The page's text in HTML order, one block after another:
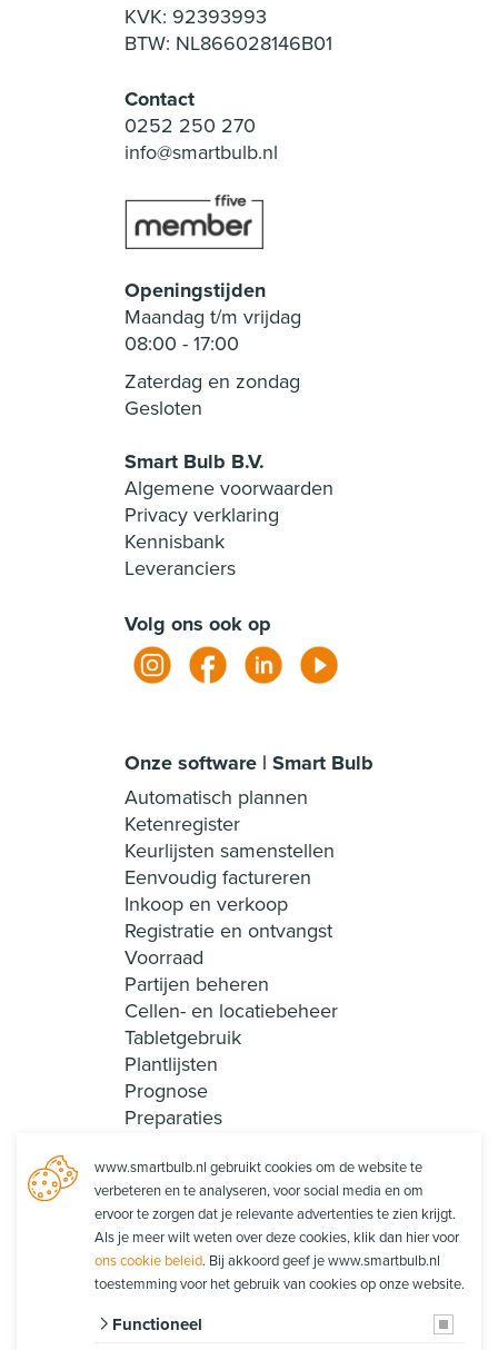
KVK: 92393993
BTW: NL866028146B01
Contact
0252 250 270
info@smartbulb.nl
Openingstijden
Maandag t/m vrijdag
08:00 - 17:00
Zaterdag en zondag
Gesloten
Smart Bulb B.V.
Algemene voorwaarden
Privacy verklaring
Kennisbank
Leveranciers
Volg ons ook op
Onze software | Smart Bulb
Automatisch plannen
Ketenregister
Keurlijsten samenstellen
Eenvoudig factureren
Inkoop en verkoop
Registratie en ontvangst
Voorraad
Partijen beheren
Cellen- en locatiebeheer
Tabletgebruik
Plantlijsten
Prognose
Preparaties
Smart Login
Rapportages
Productie
Orderpicken
Orderpacken
www.smartbulb.nl gebruikt cookies om de website te
verbeteren en te analyseren, voor social media en om
ervoor te zorgen dat je relevante advertenties te zien krijgt.
Als je meer wilt weten over deze cookies, klik dan hier voor
ons cookie beleid. Bij akkoord geef je www.smartbulb.nl
toestemming voor het gebruik van cookies op onze website.
Functioneel